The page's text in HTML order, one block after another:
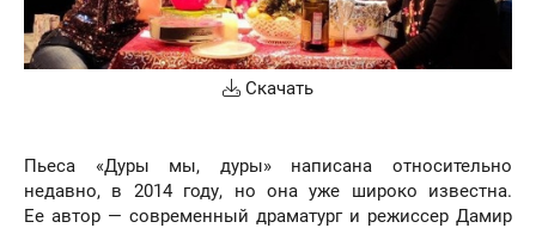
Скачать
Пьеса «Дуры мы, дуры» написана относительно
недавно, в 2014 году, но она уже широко известна.
Ее автор — современный драматург и режиссер Дамир